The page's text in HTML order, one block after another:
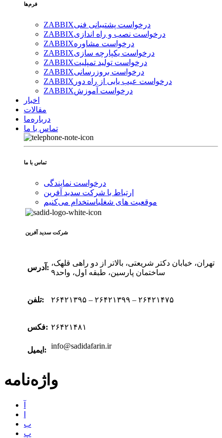
فرم‌ها
ZABBIXدرخواست پشتیبانی فنی
ZABBIXدرخواست نصب و راه اندازی
ZABBIXدرخواست مشاوره
ZABBIXدرخواست یکپارچه سازی
ZABBIXدرخواست تولید تمپلیت
ZABBIXدرخواست بروزرسانی
ZABBIX درخواست عیب یابی از راه دور
ZABBIXدرخواست آموزش
اخبار
مقالات
درباره‌ما
تماس با ما
تماس با ما
درخواست نمایندگی
ارتباط با شرکت سدید آفرین
موقعیت های شغلیاستخدام ‌می‌کنیم
شرکت سدید‌ آفرین
آدرس:
تهران، خیابان دکتر شریعتی، بالاتر از دو راهی قلهک،
ساختمان پارسین، طبقه اول، واحد۹
تلفن: ۲۶۴۲۱۳۹۵ – ۲۶۴۲۱۳۹۹ – ۲۶۴۲۱۴۷۵
فکس: ۲۶۴۲۱۴۸۱
ایمیل: info@sadidafarin.ir
واژه‌نامه
ب
پ